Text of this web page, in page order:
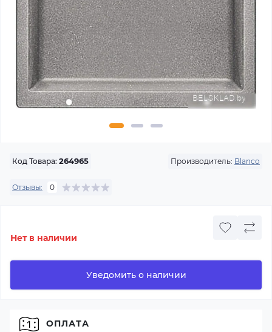
Код Товара: 264965 Производитель: Blanco
Отзывы: 0
Нет в наличии
Уведомить о наличии
ОПЛАТА